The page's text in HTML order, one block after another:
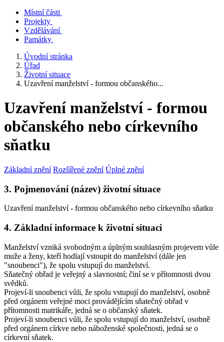
Místní části
Projekty
Vzdělávání
Památky
Úvodní stránka
Úřad
Životní situace
Uzavření manželství - formou občanského...
Uzavření manželství - formou
občanského nebo církevního
sňatku
Základní znění Rozšířené znění Úplné znění
3. Pojmenování (název) životní situace
Uzavření manželství - formou občanského nebo církevního sňatku
4. Základní informace k životní situaci
Manželství vzniká svobodným a úplným souhlasným projevem vůle
muže a ženy, kteří hodlají vstoupit do manželství (dále jen
"snoubenci"), že spolu vstupují do manželství.
Sňatečný obřad je veřejný a slavnostní; činí se v přítomnosti dvou
svědků.
Projeví-li snoubenci vůli, že spolu vstupují do manželství, osobně
před orgánem veřejné moci provádějícím sňatečný obřad v
přítomnosti matrikáře, jedná se o občanský sňatek.
Projeví-li snoubenci vůli, že spolu vstupují do manželství, osobně
před orgánem církve nebo náboženské společnosti, jedná se o
církevní sňatek.